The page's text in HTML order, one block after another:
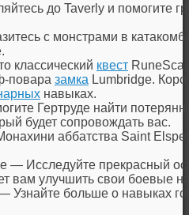
до Taverly и помогите
с монстрами в
классический квест
повара замка Lumbridge.
навыках.
Гертруде найти
будет сопровождать вас.
аббатства Saint
— Исследуйте прекрасный
вам улучшить свои боевые
Узнайте больше о навыках